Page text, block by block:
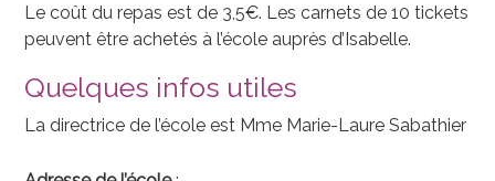
Le coût du repas est de 3,5€. Les carnets de 10 tickets
peuvent être achetés à l’école auprès d’Isabelle.
Quelques infos utiles
La directrice de l’école est Mme Marie-Laure Sabathier